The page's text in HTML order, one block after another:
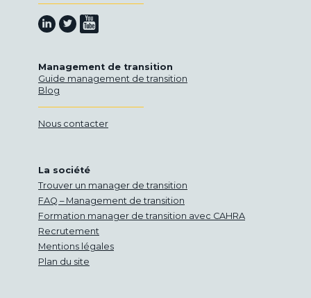
Retrouvez-nous sur Linkedin
Retrouvez-nous sur Twitter
Retrouvez-nous sur Youtube
Management de transition
Guide management de transition
Blog
Nous contacter
La société
Trouver un manager de transition
FAQ – Management de transition
Formation manager de transition avec CAHRA
Recrutement
Mentions légales
Plan du site